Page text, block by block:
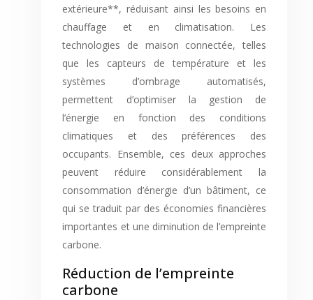
extérieure**, réduisant ainsi les besoins en
chauffage et en climatisation. Les
technologies de maison connectée, telles
que les capteurs de température et les
systèmes d’ombrage automatisés,
permettent d’optimiser la gestion de
l’énergie en fonction des conditions
climatiques et des préférences des
occupants. Ensemble, ces deux approches
peuvent réduire considérablement la
consommation d’énergie d’un bâtiment, ce
qui se traduit par des économies financières
importantes et une diminution de l’empreinte
carbone.
Réduction de l’empreinte
carbone